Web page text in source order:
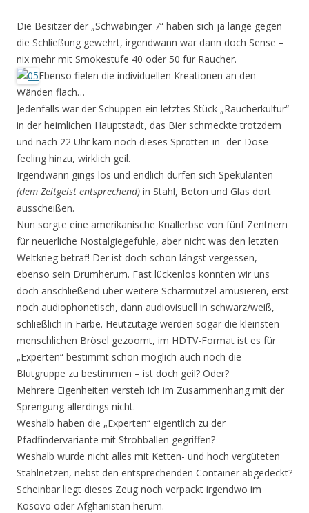
Die Besitzer der „Schwabinger 7“ haben sich ja lange gegen
die Schließung gewehrt, irgendwann war dann doch Sense –
nix mehr mit Smokestufe 40 oder 50 für Raucher.
Ebenso fielen die individuellen Kreationen an den
Wänden flach…
Jedenfalls war der Schuppen ein letztes Stück „Raucherkultur“
in der heimlichen Hauptstadt, das Bier schmeckte trotzdem
und nach 22 Uhr kam noch dieses Sprotten-in- der-Dose-
feeling hinzu, wirklich geil.
Irgendwann gings los und endlich dürfen sich Spekulanten
(dem Zeitgeist entsprechend) in Stahl, Beton und Glas dort
ausscheißen.
Nun sorgte eine amerikanische Knallerbse von fünf Zentnern
für neuerliche Nostalgiegefühle, aber nicht was den letzten
Weltkrieg betraf! Der ist doch schon längst vergessen,
ebenso sein Drumherum. Fast lückenlos konnten wir uns
doch anschließend über weitere Scharmützel amüsieren, erst
noch audiophonetisch, dann audiovisuell in schwarz/weiß,
schließlich in Farbe. Heutzutage werden sogar die kleinsten
menschlichen Brösel gezoomt, im HDTV-Format ist es für
„Experten“ bestimmt schon möglich auch noch die
Blutgruppe zu bestimmen – ist doch geil? Oder?
Mehrere Eigenheiten versteh ich im Zusammenhang mit der
Sprengung allerdings nicht.
Weshalb haben die „Experten“ eigentlich zu der
Pfadfindervariante mit Strohballen gegriffen?
Weshalb wurde nicht alles mit Ketten- und hoch vergüteten
Stahlnetzen, nebst den entsprechenden Container abgedeckt?
Scheinbar liegt dieses Zeug noch verpackt irgendwo im
Kosovo oder Afghanistan herum.